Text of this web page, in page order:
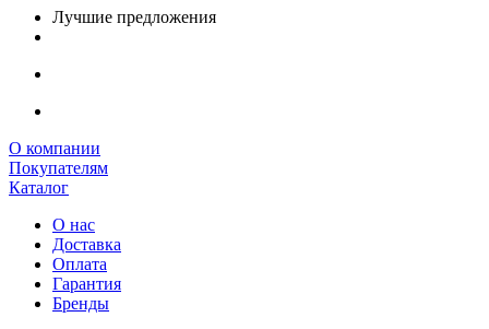
Лучшие предложения
О компании
Покупателям
Каталог
О нас
Доставка
Оплата
Гарантия
Бренды